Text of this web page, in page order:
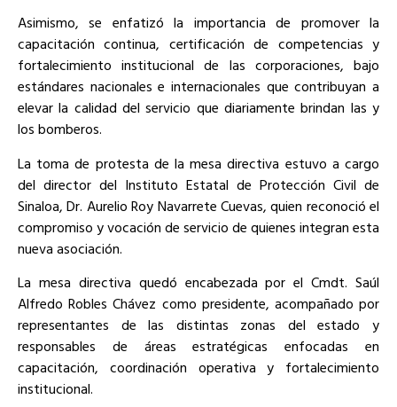
Asimismo, se enfatizó la importancia de promover la
capacitación continua, certificación de competencias y
fortalecimiento institucional de las corporaciones, bajo
estándares nacionales e internacionales que contribuyan a
elevar la calidad del servicio que diariamente brindan las y
los bomberos.
La toma de protesta de la mesa directiva estuvo a cargo
del director del Instituto Estatal de Protección Civil de
Sinaloa, Dr. Aurelio Roy Navarrete Cuevas, quien reconoció el
compromiso y vocación de servicio de quienes integran esta
nueva asociación.
La mesa directiva quedó encabezada por el Cmdt. Saúl
Alfredo Robles Chávez como presidente, acompañado por
representantes de las distintas zonas del estado y
responsables de áreas estratégicas enfocadas en
capacitación, coordinación operativa y fortalecimiento
institucional.